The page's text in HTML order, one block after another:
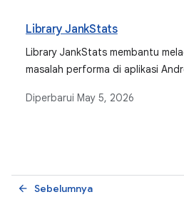
Library JankStats
Library JankStats membantu
masalah performa di aplikasi
dirender, serta menawarkan
Diperbarui May 5, 2026
Sebelumnya
arrow_back